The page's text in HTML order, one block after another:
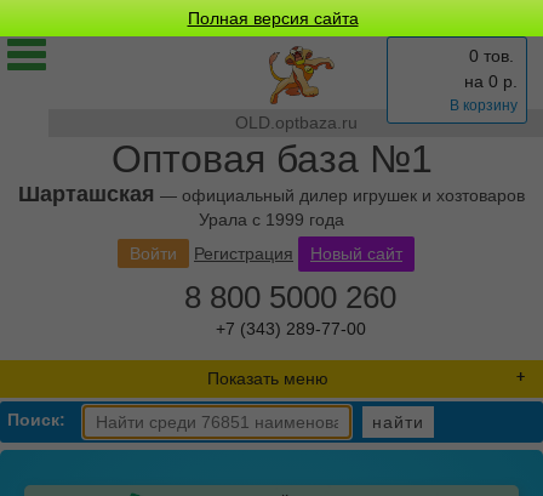
Полная версия сайта
OLD.optbaza.ru
Оптовая база №1
Шарташская — официальный дилер игрушек и хозтоваров
Урала с 1999 года
0 тов.
на 0 р.
В корзину
Войти Регистрация Новый сайт
8 800 5000 260
+7 (343) 289-77-00
Показать меню
Поиск: найти